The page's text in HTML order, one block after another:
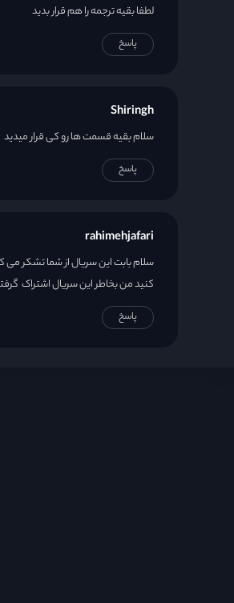
قسمت 66
قسمت 68
لطفا بقیه ترجمه را هم قرار بدید
پاسخ
Shiringh
سلام بقیه قسمت ها رو کی قرار میدید
پاسخ
rahimehjafari
سلام بابت این سریال از شما تشکر می
کنید من بخاطر این سریال اشتراک
پاسخ